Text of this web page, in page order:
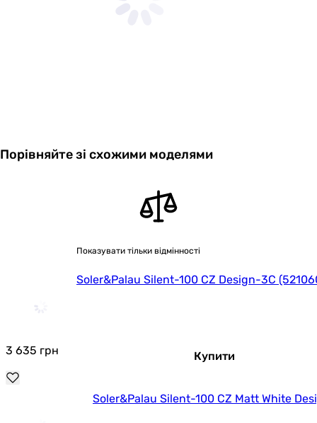
Порівняйте зі схожими моделями
Показувати тільки відмінності
Soler&Palau Silent-100 CZ Design-3C
3 635 грн Купити
Soler&Palau Silent-100 CZ Matt White